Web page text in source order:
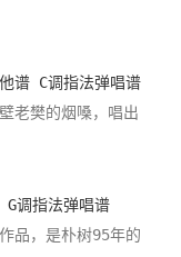
谱 C调指法弹唱谱
老樊的烟嗓，唱出
调指法弹唱谱
品，是朴树95年的